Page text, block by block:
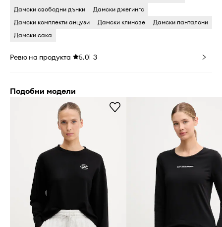
Дамски свободни дънки
Дамски джегингс
Дамски комплекти анцузи
Дамски клинове
Дамски панталони
Дамски сака
Ревю на продукта 5.0 3
Подобни модели